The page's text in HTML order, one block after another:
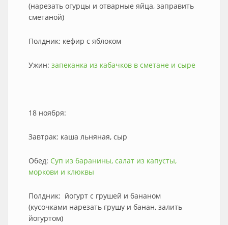
(нарезать огурцы и отварные яйца, заправить
сметаной)
Полдник: кефир с яблоком
Ужин: запеканка из кабачков в сметане и сыре
18 ноября:
Завтрак: каша льняная, сыр
Обед: Суп из баранины, салат из капусты,
моркови и клюквы
Полдник: йогурт с грушей и бананом
(кусочками нарезать грушу и банан, залить
йогуртом)